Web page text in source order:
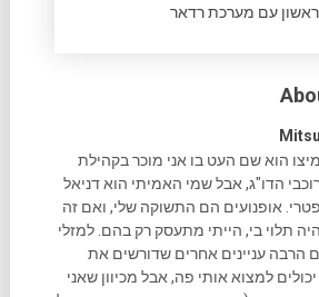
עם מערכת רדאר
Mitsu
מיצו הוא שם העט בו אני מוכר בקהילת
הדו"ג, אבל שמי האמיתי הוא דניאל
פטרי. אופנועים הם התשוקה שלי, ואם זה
היה תלוי בי, הייתי מתעסק רק בהם. למזלי
הרבה עניינים אחרים שדורשים את
למצוא אותי פה, אבל מכיוון שאני